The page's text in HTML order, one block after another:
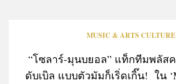
MUSIC & ARTS CULTURE
“โซลาร์-มุนบยอล” แท็กทีมพลัส
ดับเบิล แบบตัวมัมก็เริ่ดเกิ๊น! ใน